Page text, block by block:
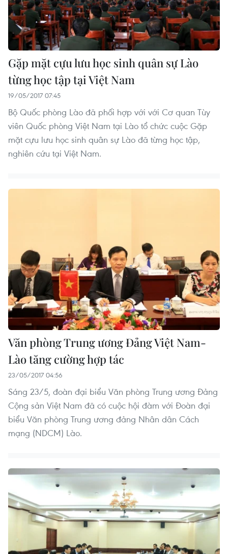
Gặp mặt cựu lưu học sinh quân sự Lào
từng học tập tại Việt Nam
19/05/2017 07:45
Bộ Quốc phòng Lào đã phối hợp với với Cơ quan Tùy
viên Quốc phòng Việt Nam tại Lào tổ chức cuộc Gặp
mặt cựu lưu học sinh quân sự Lào đã từng học tập,
nghiên cứu tại Việt Nam.
Văn phòng Trung ương Đảng Việt Nam-
Lào tăng cường hợp tác
23/05/2017 04:56
Sáng 23/5, đoàn đại biểu Văn phòng Trung ương Đảng
Cộng sản Việt Nam đã có cuộc hội đàm với Đoàn đại
biểu Văn phòng Trung ương đảng Nhân dân Cách
mạng (NDCM) Lào.